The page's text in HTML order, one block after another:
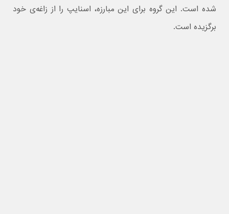
شده است. این گروه برای این مبارزه، اسنایپ را از زاغه‌ی خود
برگزیده است.